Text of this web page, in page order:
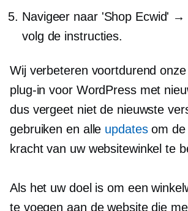
Navigeer naar 'Shop Ecwid' →
volg de instructies.
Wij verbeteren voortdurend onze
plug-in voor WordPress met
dus vergeet niet de nieuwste
gebruiken en alle updatesom de
kracht van uw websitewinkel te
Als het uw doel is om een
te voegen aan de website die